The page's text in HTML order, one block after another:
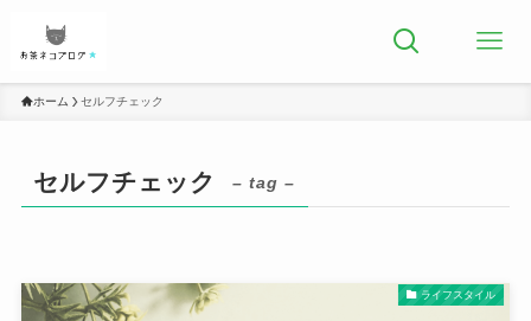
ホーム セルフチェック
セルフチェック – tag –
ライフスタイル